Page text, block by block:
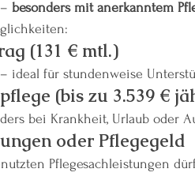
besonders mit anerkanntem
(131 € mtl.)
ideal für stundenweise
(bis zu 3.539 €
bei Krankheit, Urlaub oder
oder Pflegegeld
Pflegesachleistungen